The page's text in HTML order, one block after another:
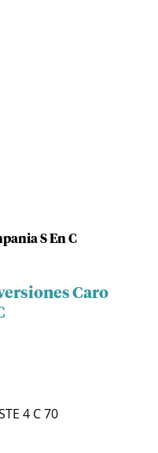
S En C
Caro
4 C 70